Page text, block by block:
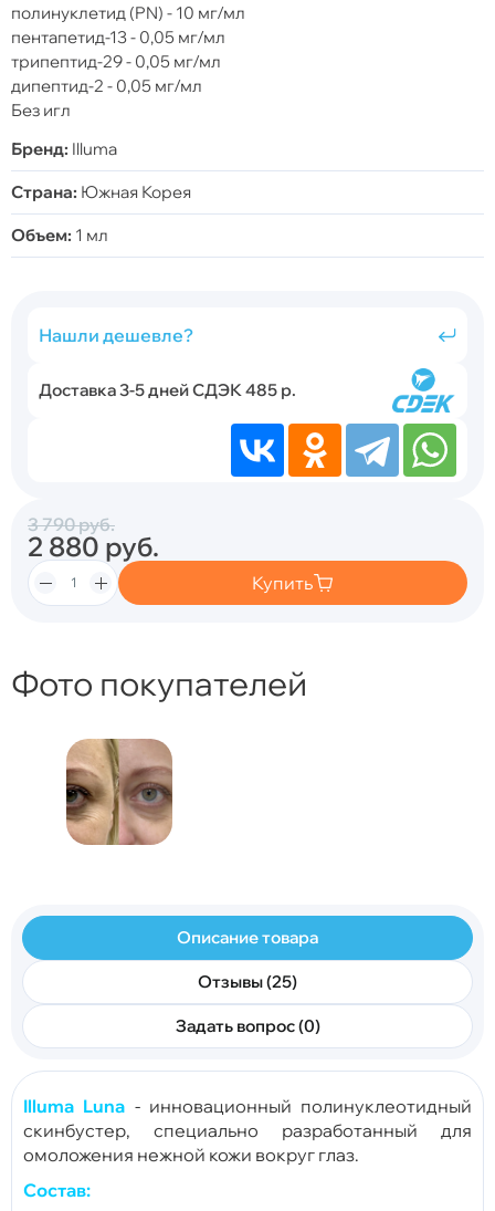
полинуклетид (PN) - 10 мг/мл
пентапетид-13 - 0,05 мг/мл
трипептид-29 - 0,05 мг/мл
дипептид-2 - 0,05 мг/мл
Без игл
Бренд: Illuma
Страна: Южная Корея
Объем: 1 мл
Нашли дешевле?
Доставка 3-5 дней СДЭК 485 р.
3 790руб.
2 880 руб.
Купить
Фото покупателей
Описание товара
Отзывы (25)
Задать вопрос (0)
Illuma Luna - инновационный полинуклеотидный
скинбустер, специально разработанный для
омоложения нежной кожи вокруг глаз.
Состав: